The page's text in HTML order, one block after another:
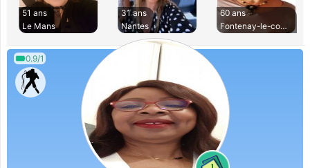
51 ans
Le Mans
31 ans
Nantes
60 ans
Fontenay-le-comte
0.9/1